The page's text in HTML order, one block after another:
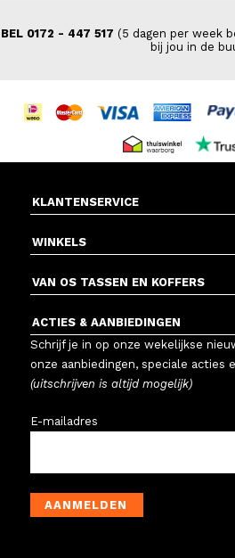
BEL 0172 - 447 517 (5 dagen per week
bij jou in de
KLANTENSERVICE
WINKELS
VAN OS TASSEN EN KOFFERS
ACTIES & AANBIEDINGEN
Schrijf je in op onze wekelijkse
onze aanbiedingen, speciale acties
(uitschrijven is altijd mogelijk)
E-mailadres
AANMELDEN